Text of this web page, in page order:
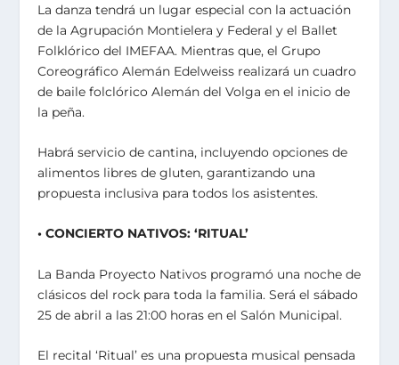
La danza tendrá un lugar especial con la actuación
de la Agrupación Montielera y Federal y el Ballet
Folklórico del IMEFAA. Mientras que, el Grupo
Coreográfico Alemán Edelweiss realizará un cuadro
de baile folclórico Alemán del Volga en el inicio de
la peña.
Habrá servicio de cantina, incluyendo opciones de
alimentos libres de gluten, garantizando una
propuesta inclusiva para todos los asistentes.
• CONCIERTO NATIVOS: ‘RITUAL’
La Banda Proyecto Nativos programó una noche de
clásicos del rock para toda la familia. Será el sábado
25 de abril a las 21:00 horas en el Salón Municipal.
El recital ‘Ritual’ es una propuesta musical pensada